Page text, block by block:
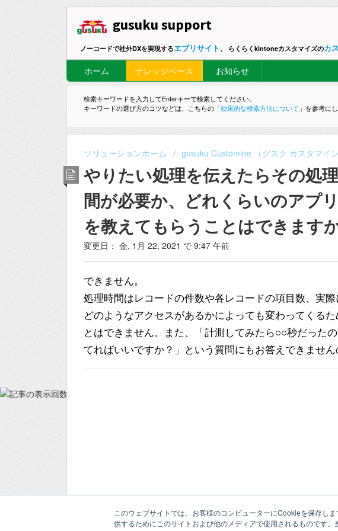
このウェブサイトでは、お客様のコンピューターにCookieを保存し
供するためにこのサイトおよび他のメディアで使用されるものです
gusuku support
ノーコードで社外DXを実現するエブリサイト 、 らくらくkintoneカスタマイズのカ
ホーム ナレッジベース お知らせ
検索キーワードを入力してEnterキーで検索してください。
キーワードの選び方のコツなどは、こちらの「効果的な検索方法について 」を参考に
ソリューションホーム gusuku Customine （グスク カスタマイン
やりたい処理を伝えたらその処
間が必要か、どれくらいのアプ
を教えてもらうことはできます
変更日： 金, 1月 22, 2021 で 9:47 午前
できません。
処理時間はレコードの件数や各レコードの項目数、実
どのようなアクセスがあるかによっても変わってくる
とはできません。また、「計測してみたら○○秒だった
てればいいですか？」という質問にもお答えできませ